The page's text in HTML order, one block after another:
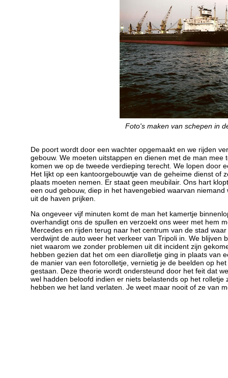
Foto's maken van schepen in
De poort wordt door een wachter opgemaakt en we rijden
gebouw. We moeten uitstappen en dienen met de man
komen we op de tweede verdieping terecht. We lopen door
Het lijkt op een kantoorgebouwtje van de geheime dienst of
plaats moeten nemen. Er staat geen meubilair. Ons hart
een oud gebouw, diep in het havengebied waarvan
uit de haven prijken.
Na ongeveer vijf minuten komt de man het kamertje
overhandigt ons de spullen en verzoekt ons weer met hem
Mercedes en rijden terug naar het centrum van de stad
verdwijnt de auto weer het verkeer van Tripoli in. We blijven
niet waarom we zonder problemen uit dit incident zijn
hebben gezien dat het om een diarolletje ging in plaats van
de manier van een fotorolletje, vernietig je de beelden op
gestaan. Deze theorie wordt ondersteund door het feit dat
wel hadden beloofd indien er niets belastends op het
hebben we het land verlaten. Je weet maar nooit of ze van